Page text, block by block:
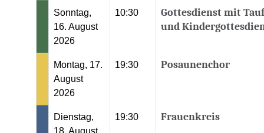
Sonntag,
16. August
2026
10:30
Gottesdienst mit
und
Montag, 17.
August
2026
19:30 Posaunenchor
Dienstag,
19:30 Frauenkreis